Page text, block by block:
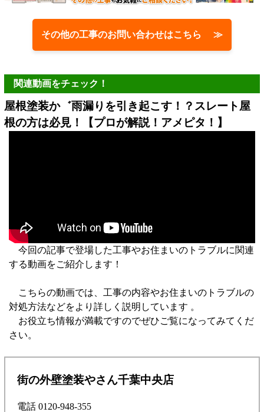
その他の工事のお問い合わせはこちら ≫
関連動画をチェック！
屋根塗装か゛雨漏りを引き起こす！？スレート屋
根の方は必見！【プロが解説！アメピタ！】
今回の記事で登場した工事やお住まいのトラブルに関連
する動画をご紹介します！
こちらの動画では、工事の内容やお住まいのトラブルの
対処方法などをより詳しく説明しています 。
お役立ち情報が満載ですのでぜひご覧になってみてくだ
さい。
街の外壁塗装やさん千葉中央店
電話 0120-948-355